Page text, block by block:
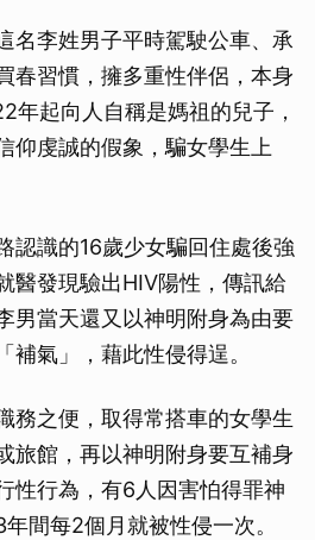
名李姓男子平時駕駛公車、承
春習慣，擁多重性伴侶，本身
年起向人自稱是媽祖的兒子，
仰虔誠的假象，騙女學生上
認識的16歲少女騙回住處後強
醫發現驗出HIV陽性，傳訊給
男當天還又以神明附身為由要
補氣」，藉此性侵得逞。
務之便，取得常搭車的女學生
旅館，再以神明附身要互補身
性行為，有6人因害怕得罪神
間每2個月就被性侵一次。